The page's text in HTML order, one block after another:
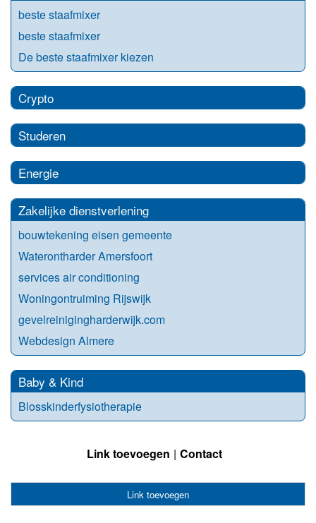
beste staafmixer
beste staafmixer
De beste staafmixer kiezen
Crypto
Studeren
Energie
Zakelijke dienstverlening
bouwtekening eisen gemeente
Waterontharder Amersfoort
services air conditioning
Woningontruiming Rijswijk
gevelreinigingharderwijk.com
Webdesign Almere
Baby & Kind
Blosskinderfysiotherapie
Link toevoegen Contact
Link toevoegen